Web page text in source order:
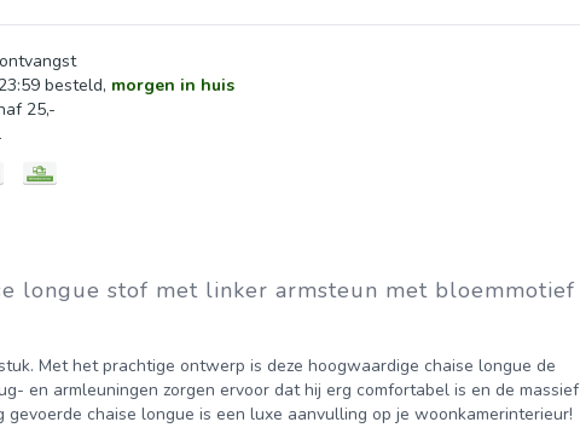
besteld, morgen in huis
25,-
longue stof met linker armsteun met bloemmotief
Met het prachtige ontwerp is deze hoogwaardige chaise longue de
en armleuningen zorgen ervoor dat hij erg comfortabel is en de massief
chaise longue is een luxe aanvulling op je woonkamerinterieur!